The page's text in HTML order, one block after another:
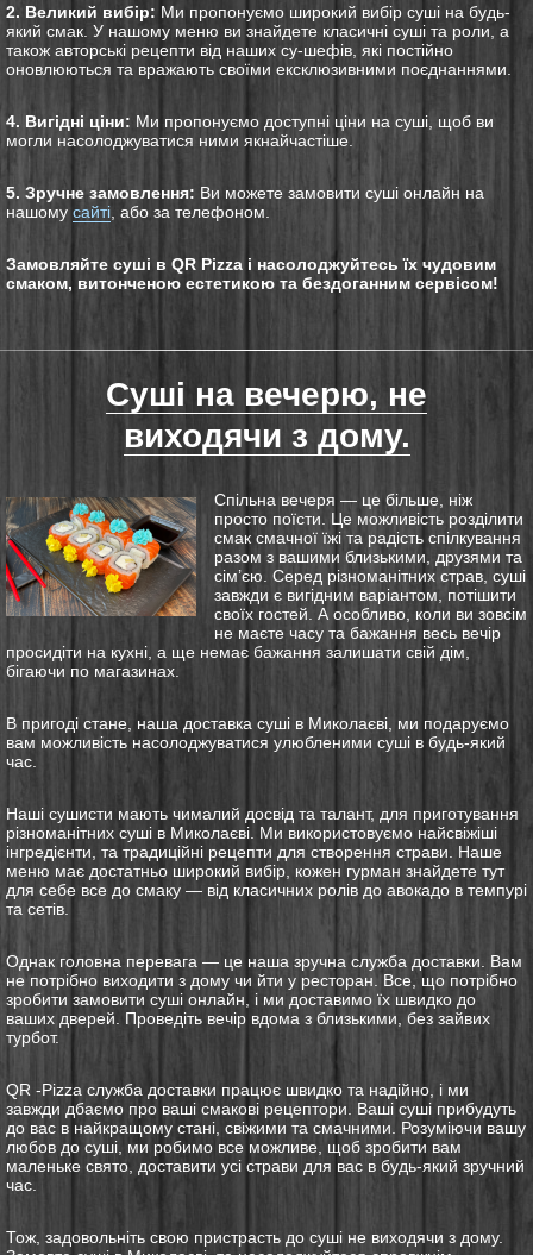
2. Великий вибір: Ми пропонуємо широкий вибір суші на будь-
який смак. У нашому меню ви знайдете класичні суші та роли, а
також авторські рецепти від наших су-шефів, які постійно
оновлюються та вражають своїми ексклюзивними поєднаннями.
4. Вигідні ціни: Ми пропонуємо доступні ціни на суші, щоб ви
могли насолоджуватися ними якнайчастіше.
5. Зручне замовлення: Ви можете замовити суші онлайн на
нашому сайті , або за телефоном.
Замовляйте суші в QR Pizza і насолоджуйтесь їх чудовим
смаком, витонченою естетикою та бездоганним сервісом!
Суші на вечерю, не
виходячи з дому.
Спільна вечеря — це більше, ніж
просто поїсти. Це можливість розділити
смак смачної їжі та радість спілкування
разом з вашими близькими, друзями та
сім’єю. Серед різноманітних страв, суші
завжди є вигідним варіантом, потішити
своїх гостей. А особливо, коли ви зовсім
не маєте часу та бажання весь вечір
просидіти на кухні, а ще немає бажання залишати свій дім,
бігаючи по магазинах.
В пригоді стане, наша доставка суші в Миколаєві, ми подаруємо
вам можливість насолоджуватися улюбленими суші в будь-який
час.
Наші сушисти мають чималий досвід та талант, для приготування
різноманітних суші в Миколаєві. Ми використовуємо найсвіжіші
інгредієнти, та традиційні рецепти для створення страви. Наше
меню має достатньо широкий вибір, кожен гурман знайдете тут
для себе все до смаку — від класичних ролів до авокадо в темпурі
та сетів.
Однак головна перевага — це наша зручна служба доставки. Вам
не потрібно виходити з дому чи йти у ресторан. Все, що потрібно
зробити замовити суші онлайн, і ми доставимо їх швидко до
ваших дверей. Проведіть вечір вдома з близькими, без зайвих
турбот.
QR -Pizza служба доставки працює швидко та надійно, і ми
завжди дбаємо про ваші смакові рецептори. Ваші суші прибудуть
до вас в найкращому стані, свіжими та смачними. Розуміючи вашу
любов до суші, ми робимо все можливе, щоб зробити вам
маленьке свято, доставити усі страви для вас в будь-який зручний
час.
Тож, задовольніть свою пристрасть до суші не виходячи з дому.